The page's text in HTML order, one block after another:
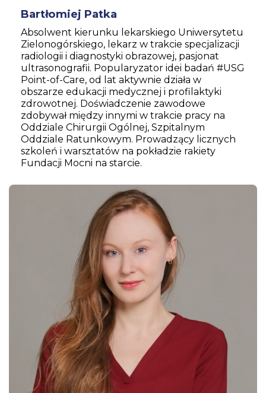
Bartłomiej Patka
Absolwent kierunku lekarskiego Uniwersytetu
Zielonogórskiego, lekarz w trakcie specjalizacji
radiologii i diagnostyki obrazowej, pasjonat
ultrasonografii. Popularyzator idei badań #USG
Point-of-Care, od lat aktywnie działa w
obszarze edukacji medycznej i profilaktyki
zdrowotnej. Doświadczenie zawodowe
zdobywał między innymi w trakcie pracy na
Oddziale Chirurgii Ogólnej, Szpitalnym
Oddziale Ratunkowym. Prowadzący licznych
szkoleń i warsztatów na pokładzie rakiety
Fundacji Mocni na starcie.